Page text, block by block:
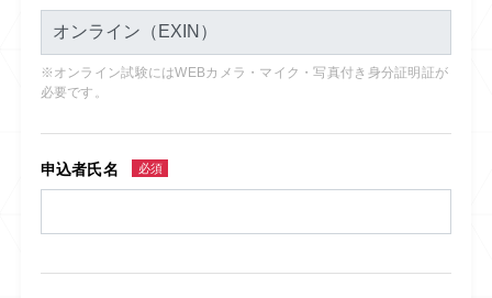
※オンライン試験にはWEBカメラ・マイク・写真付き身分証明証が
必要です。
申込者氏名 必須